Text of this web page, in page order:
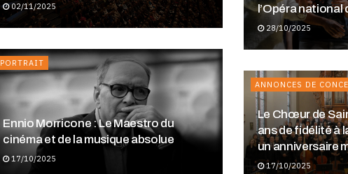
02/11/2025
l’Opéra national
28/10/2025
PORTRAIT
Ennio Morricone : Le Maestro du
cinéma et de la musique absolue
17/10/2025
ANNONCES DE
Le Chœur de
ans de fidélité à
un anniversaire
17/10/2025
L’Orchestre d’harmonie de la Garde
républicaine une institution militaire au
service du répertoire symphonique
pour vents
Aziz
précision au